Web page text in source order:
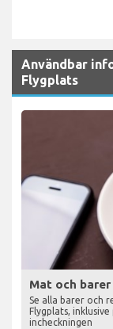
Användbar
Flygplats
Mat och
Se alla barer och
Flygplats,
incheckningen